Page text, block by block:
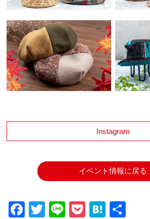
Instagram
イベント情報に戻る
Facebook
Twitter
LinePocketHatena